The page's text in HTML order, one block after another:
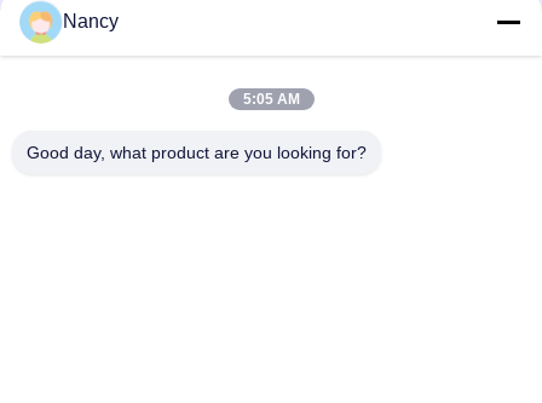
Sacs filtrants pour
l'aramide
Nancy
5:05 AM
Good day, what product are you looking for?